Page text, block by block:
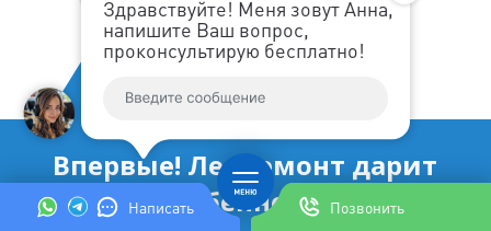
Написать Позвонить
Здравствуйте! Меня зовут Анна,
напишите Ваш вопрос,
проконсультирую бесплатно!
Впервые! Ленремонт дарит
Вам как особенному клиенту